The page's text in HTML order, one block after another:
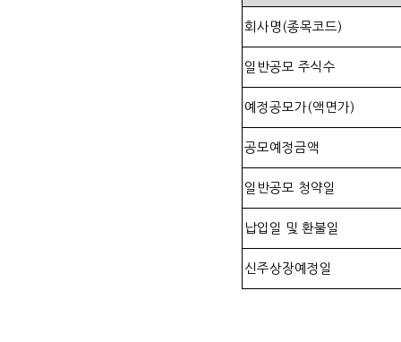
회사명 (종목코드)
일반공모 주식수
예정공모가(액면가)
공모예정금액
일반공모 청약일
납입일 및 환불일
신주상장예정일